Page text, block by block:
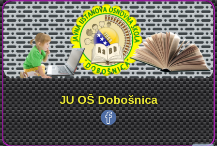
JU OŠ Dobošnica